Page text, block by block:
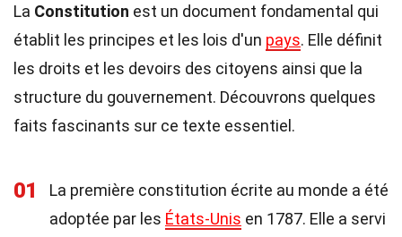
La Constitution est un document fondamental qui
établit les principes et les lois d'un pays. Elle définit
les droits et les devoirs des citoyens ainsi que la
structure du gouvernement. Découvrons quelques
faits fascinants sur ce texte essentiel.
01
La première constitution écrite au monde a été
adoptée par les États-Unis en 1787. Elle a servi